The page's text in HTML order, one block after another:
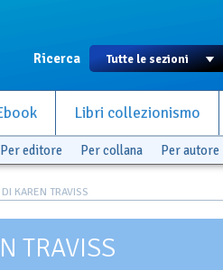
Ricerca
Libri collezionismo
Per editore Per collana Per autore
KAREN TRAVISS
TRAVISS